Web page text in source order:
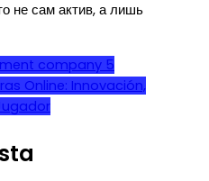
не сам актив, а лишь
company 5
Online: Innovación,